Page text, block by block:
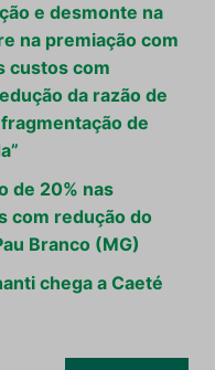
e desmonte na
na premiação com
custos com
da razão de
de
de 20% nas
com redução do
Branco (MG)
chega a Caeté